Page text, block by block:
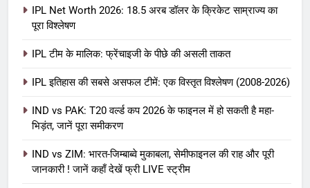
IPL Net Worth 2026: 18.5 अरब डॉलर के क्रिकेट साम्राज्य का
पूरा विश्लेषण
IPL टीम के मालिक: फ्रेंचाइजी के पीछे की असली ताकत
IPL इतिहास की सबसे असफल टीमें: एक विस्तृत विश्लेषण (2008-2026)
IND vs PAK: T20 वर्ल्ड कप 2026 के फाइनल में हो सकती है महा-
भिड़ंत, जानें पूरा समीकरण
IND vs ZIM: भारत-जिम्बाब्वे मुकाबला, सेमीफाइनल की राह और पूरी
जानकारी ! जानें कहाँ देखें फ्री LIVE स्ट्रीम
IPL Net Worth 2026: 18.5 अरब डॉलर
आईपीएल 2026 क्रिकेट
IPL टीम के मालिक: फ्रेंचाइजी के पीछे की
असली ताकत
आईपीएल 2026 क्रिकेट